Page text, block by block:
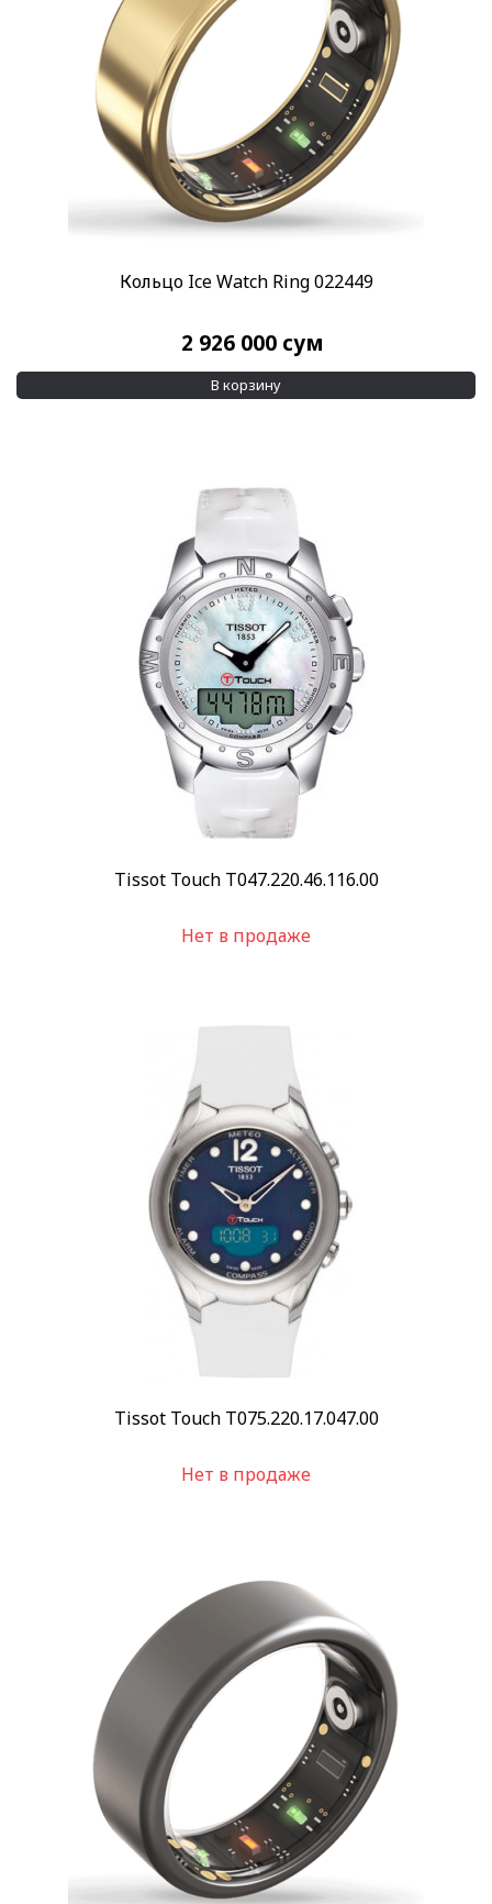
Кольцо Ice Watch Ring 022449
2 926 000 сум
В корзину
Tissot Touch T047.220.46.116.00
Нет в продаже
Tissot Touch T075.220.17.047.00
Нет в продаже